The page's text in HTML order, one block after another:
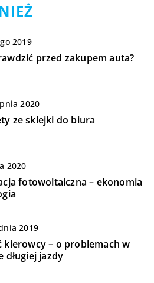
2019
przed zakupem auta?
2020
ze sklejki do biura
2020
fotowoltaiczna – ekonomia
2019
kierowcy – o problemach w
długiej jazdy